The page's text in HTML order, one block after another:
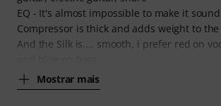
EQ - It's almost impossible to make it
Compressor is thick and adds weight to
And the Silk is.... smooth, i prefer red on
Mostrar mais